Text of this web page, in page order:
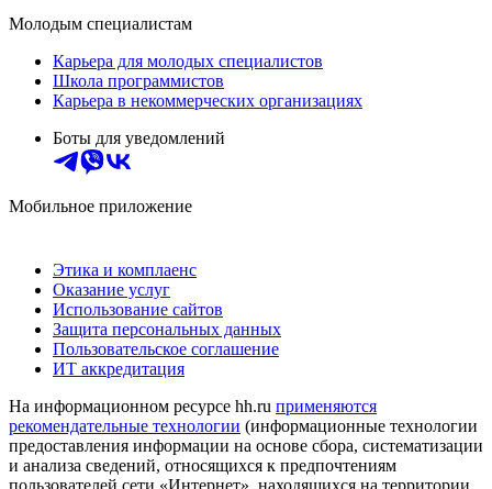
Молодым специалистам
Карьера для молодых специалистов
Школа программистов
Карьера в некоммерческих организациях
Боты для уведомлений
Мобильное приложение
Этика и комплаенс
Оказание услуг
Использование сайтов
Защита персональных данных
Пользовательское соглашение
ИТ аккредитация
На информационном ресурсе hh.ru применяются
рекомендательные технологии (информационные технологии
предоставления информации на основе сбора, систематизации
и анализа сведений, относящихся к предпочтениям